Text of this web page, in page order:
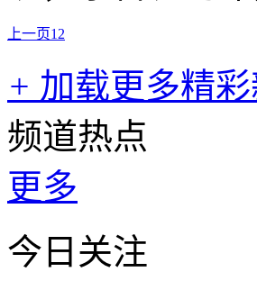
上一页1 2
+ 加载更多精彩
频道热点
更多
今日关注